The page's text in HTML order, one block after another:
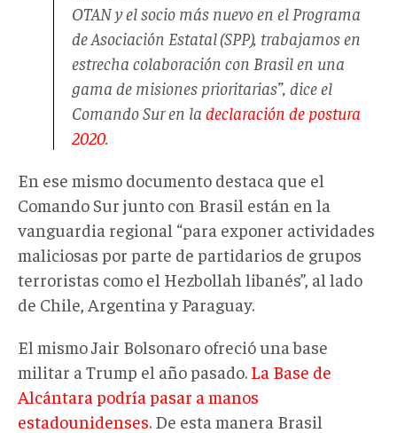
OTAN y el socio más nuevo en el Programa
de Asociación Estatal (SPP), trabajamos en
estrecha colaboración con Brasil en una
gama de misiones prioritarias”, dice el
Comando Sur en la declaración de postura
2020
En ese mismo documento destaca que el
Comando Sur junto con Brasil están en la
vanguardia regional “para exponer actividades
maliciosas por parte de partidarios de grupos
terroristas como el Hezbollah libanés”, al lado
de Chile, Argentina y Paraguay.
El mismo Jair Bolsonaro ofreció una base
militar a Trump el año pasado. La Base de
Alcántara podría pasar a manos
estadounidenses. De esta manera Brasil